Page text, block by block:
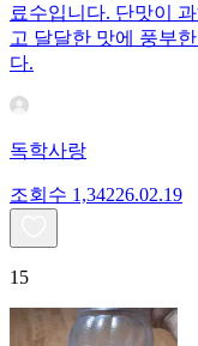
료수입니다. 단맛이
고 달달한 맛에 풍부
다.
독학사랑
조회수 1,34226.02.19
15